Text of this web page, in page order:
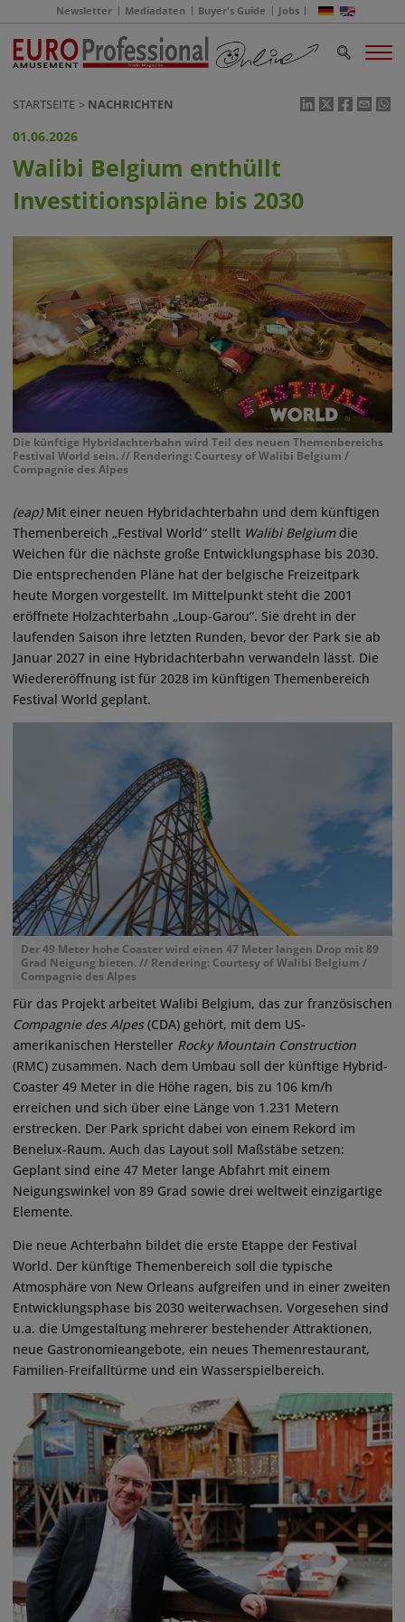
Newsletter Mediadaten Buyer's Guide Jobs
STARTSEITE NACHRICHTEN
01.06.2026
Walibi Belgium enthüllt
Investitionspläne bis 2030
Die künftige Hybridachterbahn wird Teil des neuen Themenbereichs
Festival World sein. // Rendering: Courtesy of Walibi Belgium /
Compagnie des Alpes
(eap)Mit einer neuen Hybridachterbahn und dem künftigen
Themenbereich „Festival World“ stellt Walibi Belgiumdie
Weichen für die nächste große Entwicklungsphase bis 2030.
Die entsprechenden Pläne hat der belgische Freizeitpark
heute Morgen vorgestellt. Im Mittelpunkt steht die 2001
eröffnete Holzachterbahn „Loup-Garou“. Sie dreht in der
laufenden Saison ihre letzten Runden, bevor der Park sie ab
Januar 2027 in eine Hybridachterbahn verwandeln lässt. Die
Wiedereröffnung ist für 2028 im künftigen Themenbereich
Festival World geplant.
Der 49 Meter hohe Coaster wird einen 47 Meter langen Drop mit 89
Grad Neigung bieten. // Rendering: Courtesy of Walibi Belgium /
Compagnie des Alpes
Für das Projekt arbeitet Walibi Belgium, das zur französischen
Compagnie des Alpes(CDA) gehört, mit dem US-
amerikanischen Hersteller Rocky Mountain Construction
(RMC) zusammen. Nach dem Umbau soll der künftige Hybrid-
Coaster 49 Meter in die Höhe ragen, bis zu 106 km/h
erreichen und sich über eine Länge von 1.231 Metern
erstrecken. Der Park spricht dabei von einem Rekord im
Benelux-Raum. Auch das Layout soll Maßstäbe setzen:
Geplant sind eine 47 Meter lange Abfahrt mit einem
Neigungswinkel von 89 Grad sowie drei weltweit einzigartige
Elemente.
Die neue Achterbahn bildet die erste Etappe der Festival
World. Der künftige Themenbereich soll die typische
Atmosphäre von New Orleans aufgreifen und in einer zweiten
Entwicklungsphase bis 2030 weiterwachsen. Vorgesehen sind
u.a. die Umgestaltung mehrerer bestehender Attraktionen,
neue Gastronomieangebote, ein neues Themenrestaurant,
Familien-Freifalltürme und ein Wasserspielbereich.